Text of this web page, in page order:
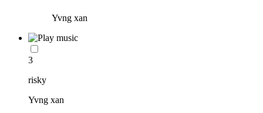
Yvng xan
3
risky
Yvng xan